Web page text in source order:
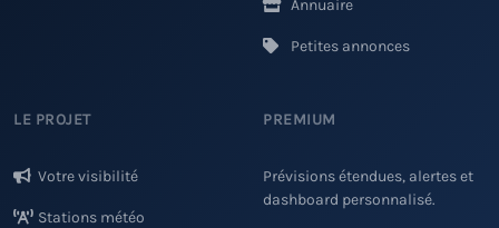
Annuaire
Petites annonces
LE PROJET
Votre visibilité
Stations météo
PREMIUM
Prévisions étendues, alertes et
dashboard personnalisé.